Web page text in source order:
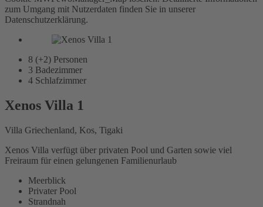
zum Umgang mit Nutzerdaten finden Sie in unserer
Datenschutzerklärung.
8 (+2) Personen
3 Badezimmer
4 Schlafzimmer
Xenos Villa 1
Villa Griechenland, Kos, Tigaki
Xenos Villa verfügt über privaten Pool und Garten sowie viel
Freiraum für einen gelungenen Familienurlaub
Meerblick
Privater Pool
Strandnah